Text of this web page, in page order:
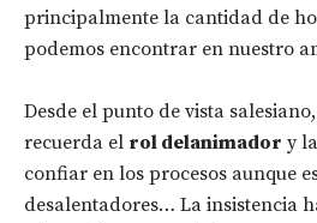
principalmente la cantidad de
podemos encontrar en nuestro
Desde el punto de vista
recuerda el rol delanimador y
confiar en los procesos aunque
desalentadores… La insistencia